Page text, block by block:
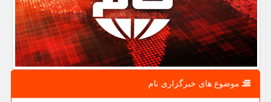
موضوع های خبرگزاری نام